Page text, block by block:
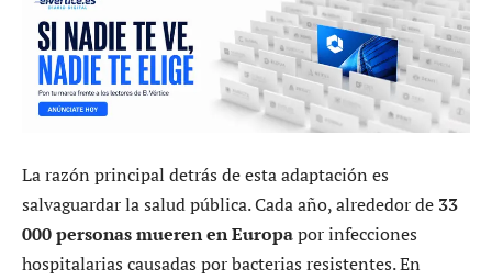
La razón principal detrás de esta adaptación es
salvaguardar la salud pública. Cada año, alrededor de 33
000 personas mueren en Europapor infecciones
hospitalarias causadas por bacterias resistentes. En